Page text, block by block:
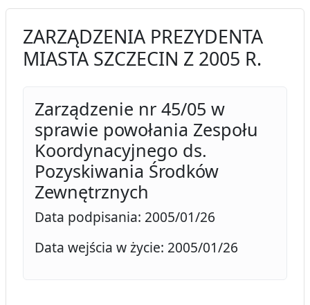
ZARZĄDZENIA PREZYDENTA
MIASTA SZCZECIN Z 2005 R.
Zarządzenie nr 45/05 w
sprawie powołania Zespołu
Koordynacyjnego ds.
Pozyskiwania Środków
Zewnętrznych
Data podpisania: 2005/01/26
Data wejścia w życie: 2005/01/26